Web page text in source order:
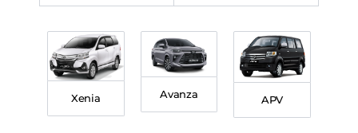
Xenia Avanza APV